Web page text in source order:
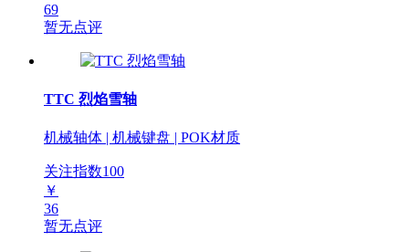
69
暂无点评
TTC 烈焰雪轴
机械轴体 | 机械键盘 | POK材质
关注指数100
￥
36
暂无点评